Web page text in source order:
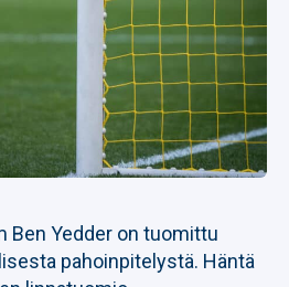
Ben Yedder on tuomittu
pahoinpitelystä. Häntä